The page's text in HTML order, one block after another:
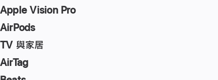
Apple Vision Pro
AirPods
TV 與家居
AirTag